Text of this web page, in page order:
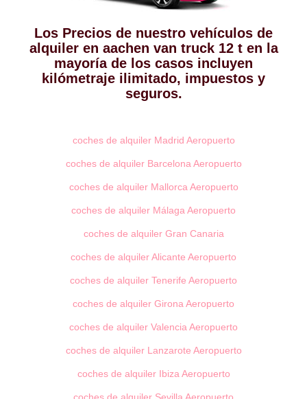
Los Precios de nuestro vehículos de
alquiler en aachen van truck 12 t en la
mayoría de los casos incluyen
kilómetraje ilimitado, impuestos y
seguros.
coches de alquiler Madrid Aeropuerto
coches de alquiler Barcelona Aeropuerto
coches de alquiler Mallorca Aeropuerto
coches de alquiler Málaga Aeropuerto
coches de alquiler Gran Canaria
coches de alquiler Alicante Aeropuerto
coches de alquiler Tenerife Aeropuerto
coches de alquiler Girona Aeropuerto
coches de alquiler Valencia Aeropuerto
coches de alquiler Lanzarote Aeropuerto
coches de alquiler Ibiza Aeropuerto